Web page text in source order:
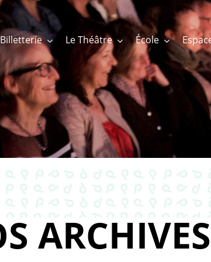
Billetterie Le Théâtre École